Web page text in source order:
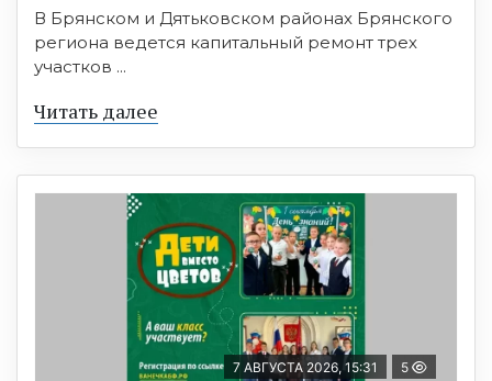
В Брянском и Дятьковском районах Брянского
региона ведется капитальный ремонт трех
участков ...
Читать далее
7 АВГУСТА 2026, 15:31 5